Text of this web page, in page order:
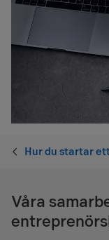
Hur du startar
Våra